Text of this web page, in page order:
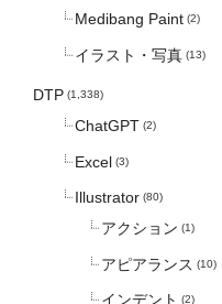
Medibang Paint (2)
イラスト・写真 (13)
DTP (1,338)
ChatGPT (2)
Excel (3)
Illustrator (80)
アクション (1)
アピアランス (10)
インデント (2)